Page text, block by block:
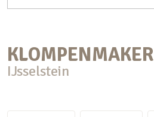
KLOMPENMAKER
IJsselstein